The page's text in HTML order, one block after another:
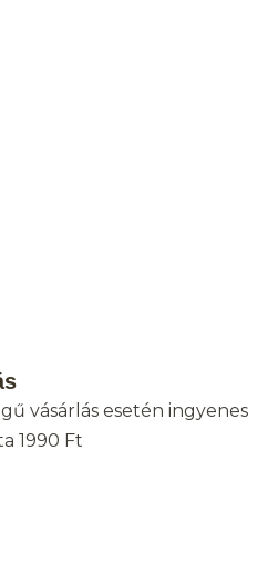
vásárlás esetén ingyenes
1990 Ft